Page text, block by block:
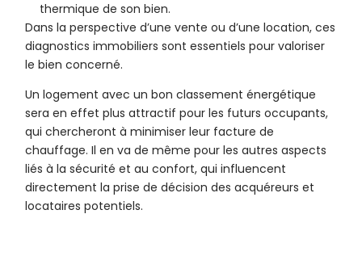
thermique de son bien.
Dans la perspective d’une vente ou d’une location, ces
diagnostics immobiliers sont essentiels pour valoriser
le bien concerné.
Un logement avec un bon classement énergétique
sera en effet plus attractif pour les futurs occupants,
qui chercheront à minimiser leur facture de
chauffage. Il en va de même pour les autres aspects
liés à la sécurité et au confort, qui influencent
directement la prise de décision des acquéreurs et
locataires potentiels.